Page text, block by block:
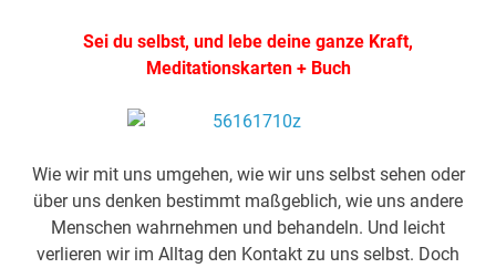
Sei du selbst, und lebe deine ganze Kraft,
Meditationskarten + Buch
Wie wir mit uns umgehen, wie wir uns selbst sehen oder
über uns denken bestimmt maßgeblich, wie uns andere
Menschen wahrnehmen und behandeln. Und leicht
verlieren wir im Alltag den Kontakt zu uns selbst. Doch